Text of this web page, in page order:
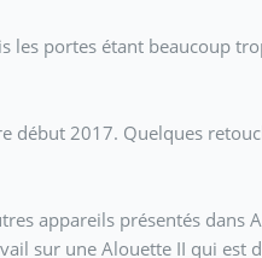
portes étant beaucoup
début 2017. Quelques
appareils présentés dans
sur une Alouette II qui est